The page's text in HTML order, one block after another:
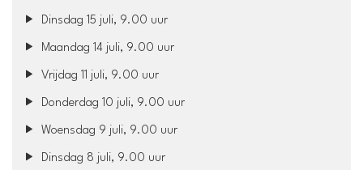
Dinsdag 15 juli, 9.00 uur
Maandag 14 juli, 9.00 uur
Vrijdag 11 juli, 9.00 uur
Donderdag 10 juli, 9.00 uur
Woensdag 9 juli, 9.00 uur
Dinsdag 8 juli, 9.00 uur